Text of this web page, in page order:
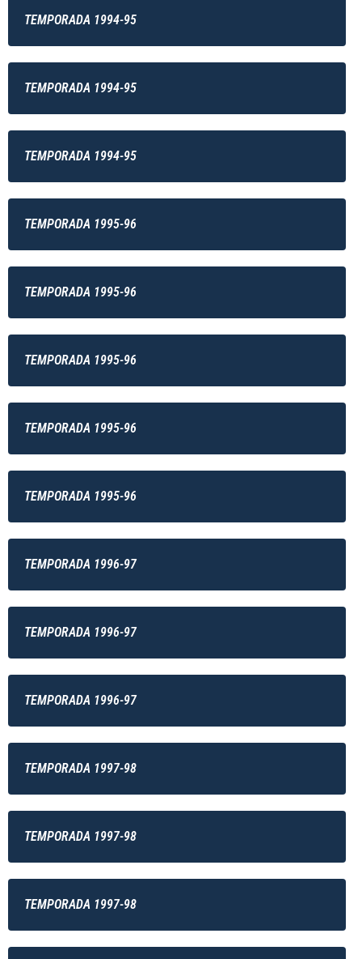
TEMPORADA 1994-95
TEMPORADA 1994-95
TEMPORADA 1994-95
TEMPORADA 1995-96
TEMPORADA 1995-96
TEMPORADA 1995-96
TEMPORADA 1995-96
TEMPORADA 1995-96
TEMPORADA 1996-97
TEMPORADA 1996-97
TEMPORADA 1996-97
TEMPORADA 1997-98
TEMPORADA 1997-98
TEMPORADA 1997-98